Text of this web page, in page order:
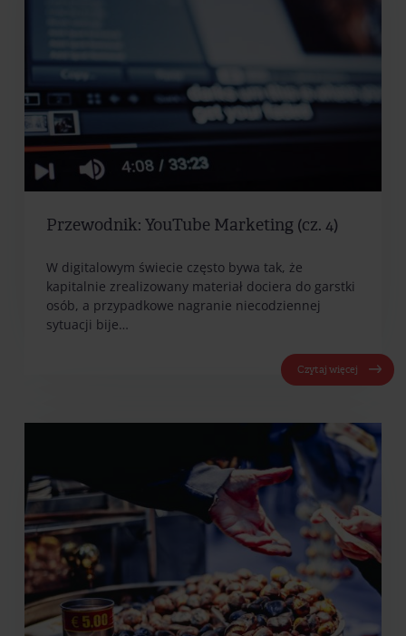
Przewodnik: YouTube Marketing (cz. 4)
W digitalowym świecie często bywa tak, że
kapitalnie zrealizowany materiał dociera do garstki
osób, a przypadkowe nagranie niecodziennej
sytuacji bije…
Czytaj więcej